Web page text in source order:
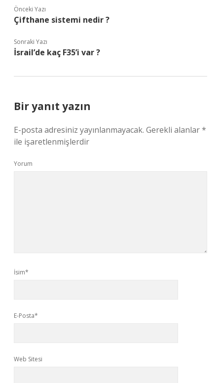
Önceki Yazı
Çifthane sistemi nedir ?
Sonraki Yazı
İsrail’de kaç F35’i var ?
Bir yanıt yazın
E-posta adresiniz yayınlanmayacak. Gerekli alanlar*
ile işaretlenmişlerdir
Yorum
İsim*
E-Posta*
Web Sitesi